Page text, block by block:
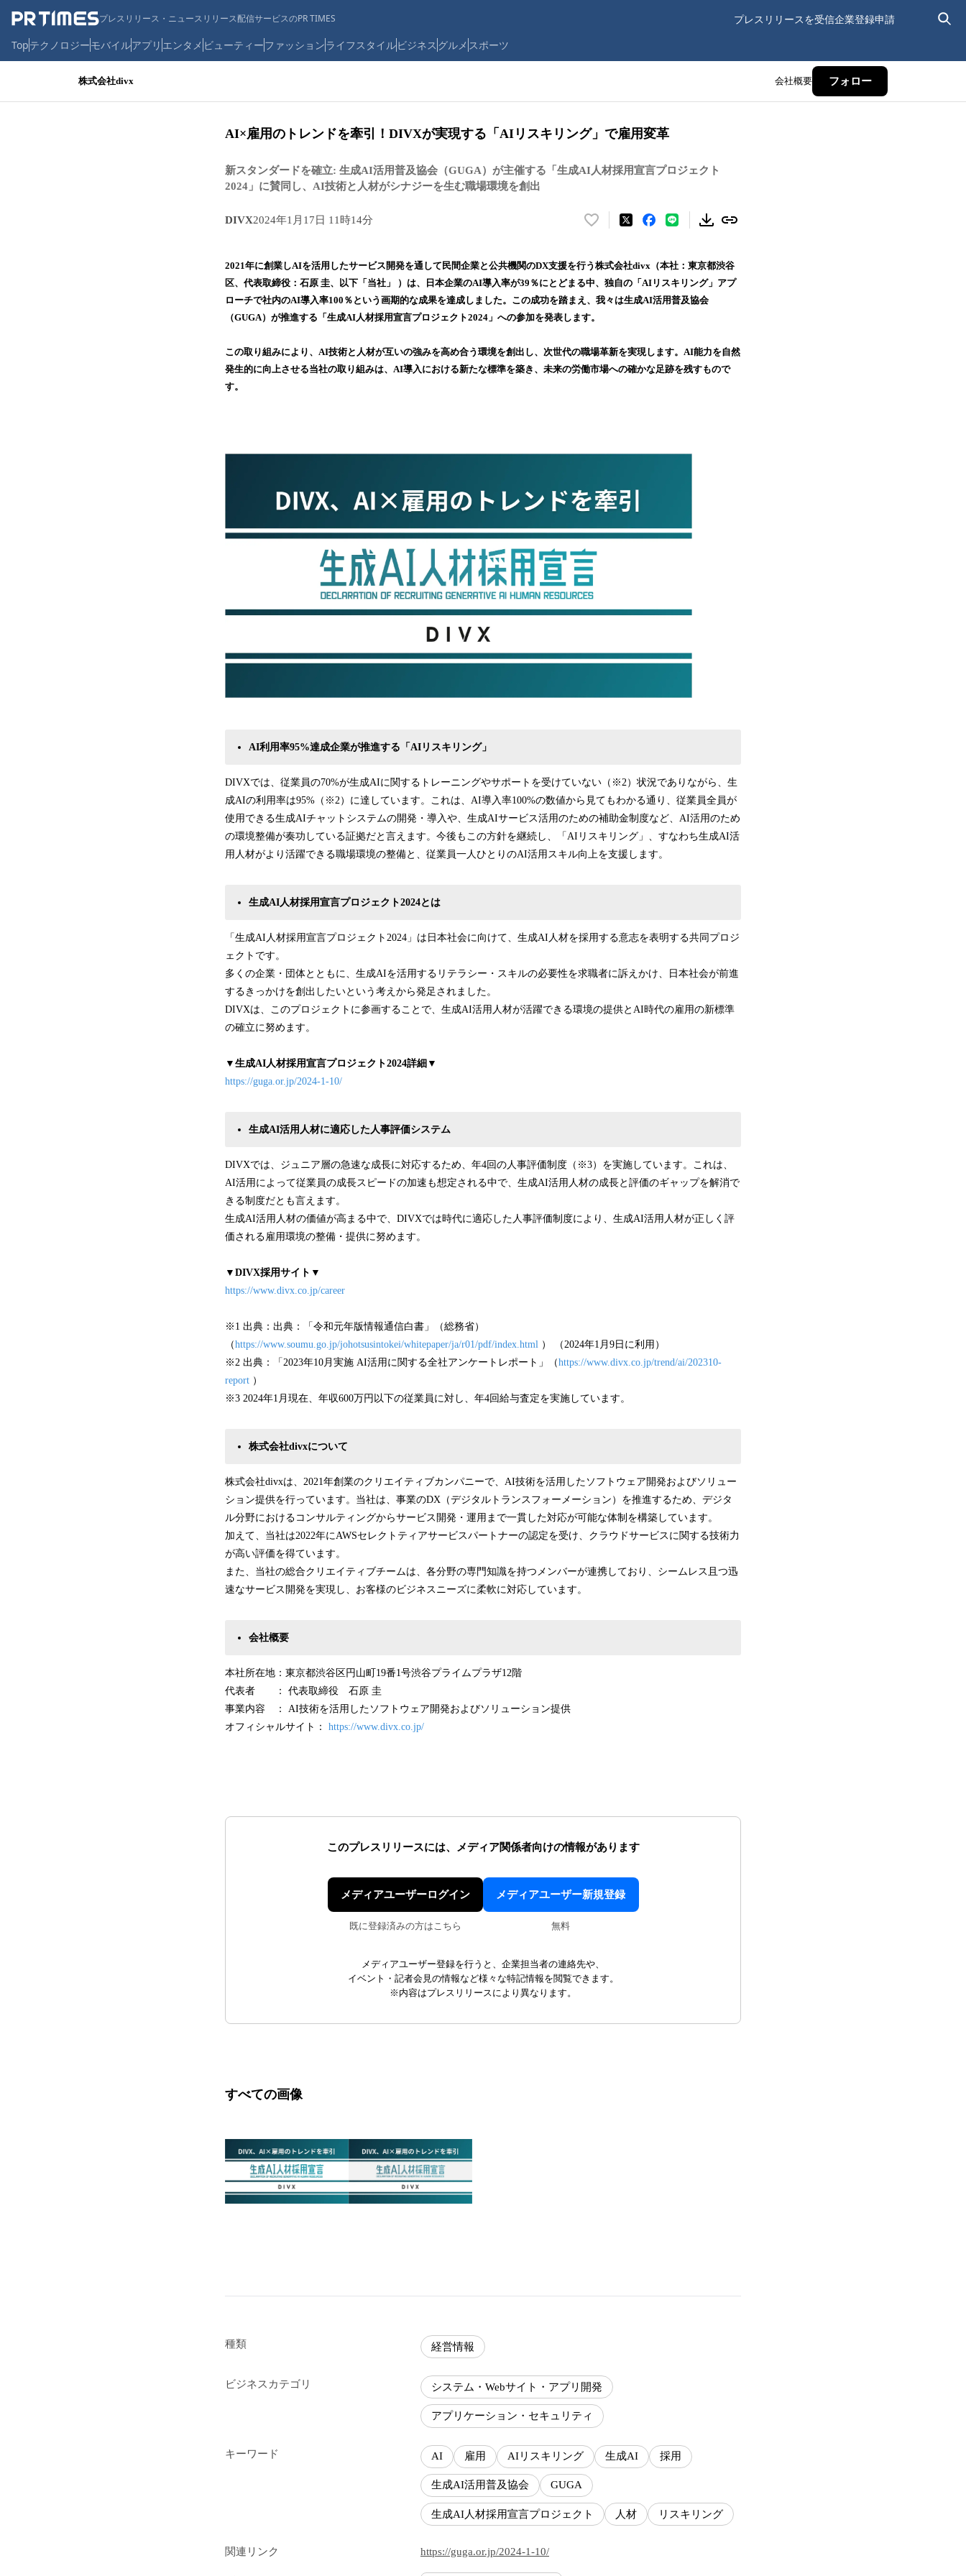
プレスリリース・ニュースリリース配信サービスのPR TIMES プレスリリースを受信企業登録申請
Topテクノロジーモバイルアプリ エンタメ ビューティーファッションライフスタイルビジネス グルメ スポーツ
株式会社divx 会社概要 フォロー
AI×雇用のトレンドを牽引！DIVXが実現する「AIリスキリング」で雇用変革
新スタンダードを確立: 生成AI活用普及協会（GUGA）が主催する「生成AI人材採用宣言プロジェクト
2024」に賛同し、AI技術と人材がシナジーを生む職場環境を創出
DIVX2024年1月17日 11時14分
い
！
数
を
読
込
み
中
2021年に創業しAIを活用したサービス開発を通して民間企業と公共機関のDX支援を行う株式会社divx（本社：東京都渋谷
区、代表取締役：石原 圭、以下「当社」 ）は、日本企業のAI導入率が39％にとどまる中、独自の「AIリスキリング」アプ
ローチで社内のAI導入率100％という画期的な成果を達成しました。この成功を踏まえ、我々は生成AI活用普及協会
（GUGA）が推進する「生成AI人材採用宣言プロジェクト2024」への参加を発表します。
この取り組みにより、AI技術と人材が互いの強みを高め合う環境を創出し、次世代の職場革新を実現します。AI能力を自然
発生的に向上させる当社の取り組みは、AI導入における新たな標準を築き、未来の労働市場への確かな足跡を残すもので
す。
AI利用率95%達成企業が推進する「AIリスキリング」
DIVXでは、従業員の70%が生成AIに関するトレーニングやサポートを受けていない（※2）状況でありながら、生
成AIの利用率は95%（※2）に達しています。これは、AI導入率100%の数値から見てもわかる通り、従業員全員が
使用できる生成AIチャットシステムの開発・導入や、生成AIサービス活用のための補助金制度など、AI活用のため
の環境整備が奏功している証拠だと言えます。今後もこの方針を継続し、「AIリスキリング」、すなわち生成AI活
用人材がより活躍できる職場環境の整備と、従業員一人ひとりのAI活用スキル向上を支援します。
生成AI人材採用宣言プロジェクト2024とは
「生成AI人材採用宣言プロジェクト2024」は日本社会に向けて、生成AI人材を採用する意志を表明する共同プロジ
ェクトです。
多くの企業・団体とともに、生成AIを活用するリテラシー・スキルの必要性を求職者に訴えかけ、日本社会が前進
するきっかけを創出したいという考えから発足されました。
DIVXは、このプロジェクトに参画することで、生成AI活用人材が活躍できる環境の提供とAI時代の雇用の新標準
の確立に努めます。
▼生成AI人材採用宣言プロジェクト2024詳細▼
https://guga.or.jp/2024-1-10/
生成AI活用人材に適応した人事評価システム
DIVXでは、ジュニア層の急速な成長に対応するため、年4回の人事評価制度（※3）を実施しています。これは、
AI活用によって従業員の成長スピードの加速も想定される中で、生成AI活用人材の成長と評価のギャップを解消で
きる制度だとも言えます。
生成AI活用人材の価値が高まる中で、DIVXでは時代に適応した人事評価制度により、生成AI活用人材が正しく評
価される雇用環境の整備・提供に努めます。
▼DIVX採用サイト▼
https://www.divx.co.jp/career
※1 出典：出典：「令和元年版情報通信白書」（総務省）
（https://www.soumu.go.jp/johotsusintokei/whitepaper/ja/r01/pdf/index.html ） （2024年1月9日に利用）
※2 出典：「2023年10月実施 AI活用に関する全社アンケートレポート」（https://www.divx.co.jp/trend/ai/202310-
report ）
※3 2024年1月現在、年収600万円以下の従業員に対し、年4回給与査定を実施しています。
株式会社divxについて
株式会社divxは、2021年創業のクリエイティブカンパニーで、AI技術を活用したソフトウェア開発およびソリュー
ション提供を行っています。当社は、事業のDX（デジタルトランスフォーメーション）を推進するため、デジタ
ル分野におけるコンサルティングからサービス開発・運用まで一貫した対応が可能な体制を構築しています。
加えて、当社は2022年にAWSセレクトティアサービスパートナーの認定を受け、クラウドサービスに関する技術力
が高い評価を得ています。
また、当社の総合クリエイティブチームは、各分野の専門知識を持つメンバーが連携しており、シームレス且つ迅
速なサービス開発を実現し、お客様のビジネスニーズに柔軟に対応しています。
会社概要
本社所在地：東京都渋谷区円山町19番1号渋谷プライムプラザ12階
代表者 ： 代表取締役 石原 圭
事業内容 ： AI技術を活用したソフトウェア開発およびソリューション提供
オフィシャルサイト： https://www.divx.co.jp/
このプレスリリースには、 メディア関係者向けの情報があります
メディアユーザーログイン
既に登録済みの方はこちら
メディアユーザー新規登録
無料
メディアユーザー登録を行うと、企業担当者の連絡先や、
イベント・記者会見の情報など様々な特記情報を閲覧できます。
※内容はプレスリリースにより異なります。
すべての画像
種類 経営情報
ビジネスカテゴリ システム・Webサイト・アプリ開発
アプリケーション・セキュリティ
キーワード AI 雇用 AIリスキリング 生成AI 採用
生成AI活用普及協会 GUGA
生成AI人材採用宣言プロジェクト 人材 リスキリング
関連リンク https://guga.or.jp/2024-1-10/